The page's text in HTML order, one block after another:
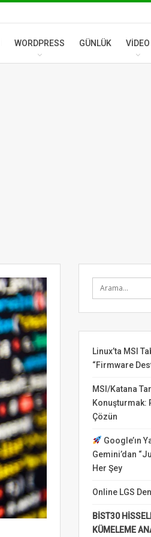
WORDPRESS GÜNLÜK VIDEO
Linux’ta MSI
“Firmware
MSI/Katana
Konuşturmak:
Çözün
Google’ın
Gemini’dan
Her Şey
Online LGS
BİST30
KÜMELEME